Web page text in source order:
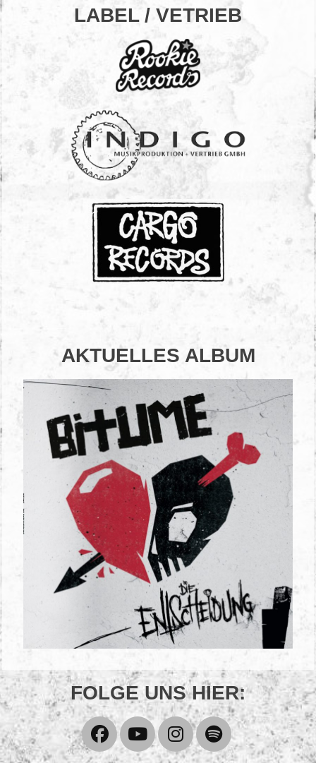
LABEL / VETRIEB
AKTUELLES ALBUM
FOLGE UNS HIER:
Facebook
YouTube
Instagram
Spotify